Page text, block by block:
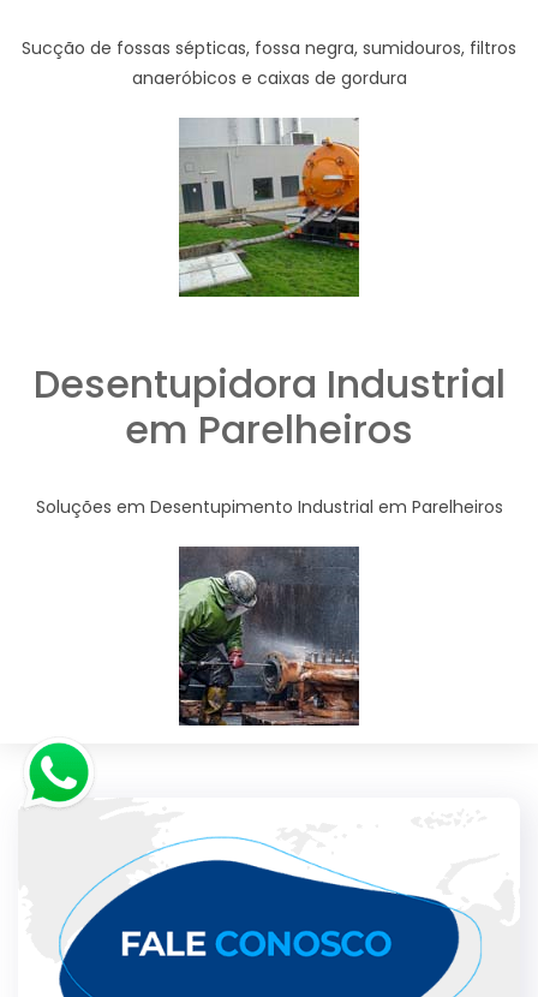
Sucção de fossas sépticas, fossa negra, sumidouros, filtros
anaeróbicos e caixas de gordura
Desentupidora Industrial
em Parelheiros
Soluções em Desentupimento Industrial em Parelheiros